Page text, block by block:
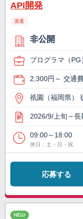
API開発
派遣
非公開
プログラマ（PG
2,300円～ 交通
祇園（福岡県）
2026/9/上旬～長
09:00～18:00
休日：土・日・祝
応募する
NEW